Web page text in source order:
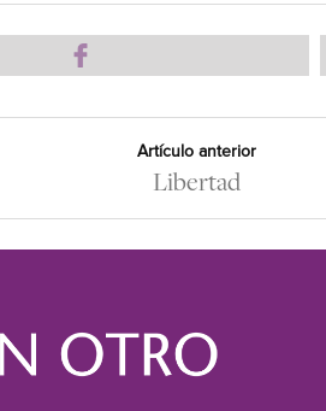
Artículo anterior
Libertad